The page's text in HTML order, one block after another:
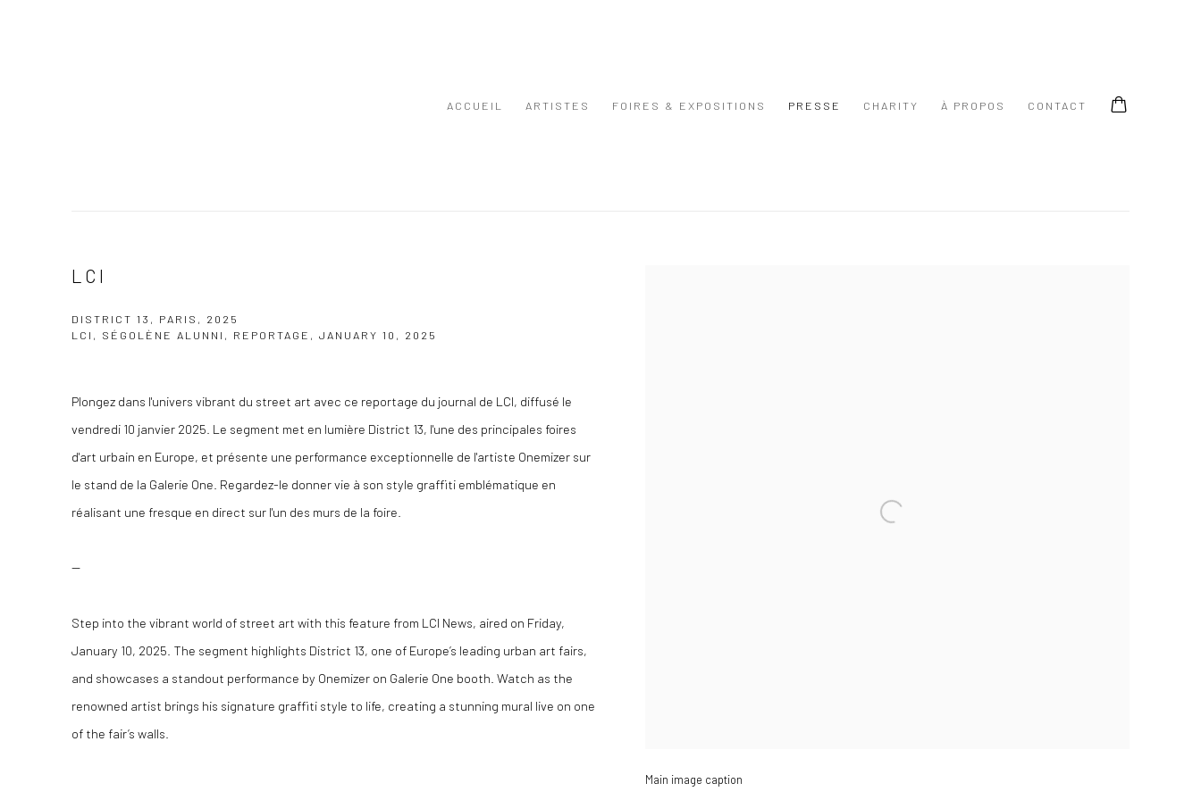
ACCUEIL ARTISTES FOIRES & EXPOSITIONS PRESSE CHARITY À PROPOS CONTACT
LCI
DISTRICT 13, PARIS, 2025
LCI, SÉGOLÈNE ALUNNI, REPORTAGE, JANUARY 10, 2025
Main image caption
Plongez dans l'univers vibrant du street art avec ce reportage du journal de LCI, diffusé le
vendredi 10 janvier 2025. Le segment met en lumière District 13, l'une des principales foires
d'art urbain en Europe, et présente une performance exceptionnelle de l'artiste Onemizer sur
le stand de la Galerie One. Regardez-le donner vie à son style graffiti emblématique en
réalisant une fresque en direct sur l'un des murs de la foire.
--
Step into the vibrant world of street art with this feature from LCI News, aired on Friday,
January 10, 2025. The segment highlights District 13, one of Europe’s leading urban art fairs,
and showcases a standout performance by Onemizer on Galerie One booth. Watch as the
renowned artist brings his signature graffiti style to life, creating a stunning mural live on one
of the fair’s walls.